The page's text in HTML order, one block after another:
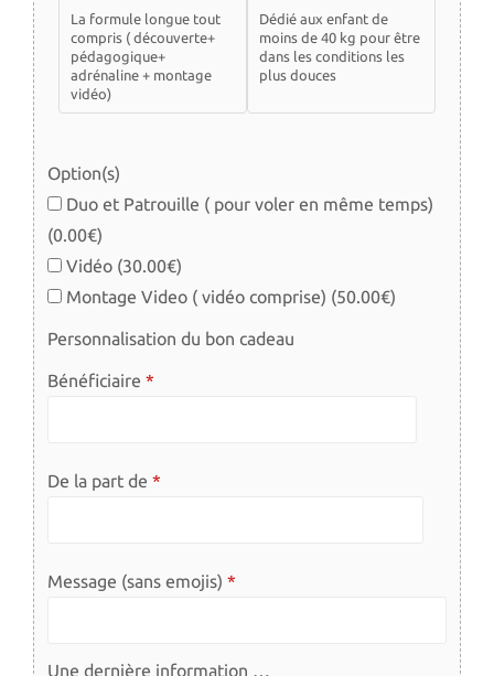
La formule longue tout
compris ( découverte+
pédagogique+
adrénaline + montage
vidéo)
Dédié aux enfant de
moins de 40 kg pour être
dans les conditions les
plus douces
Option(s)
Duo et Patrouille ( pour voler en même temps)
(0.00€)
Vidéo (30.00€)
Montage Video ( vidéo comprise) (50.00€)
Personnalisation du bon cadeau
Bénéficiaire
De la part de
Message (sans emojis)
Une dernière information …